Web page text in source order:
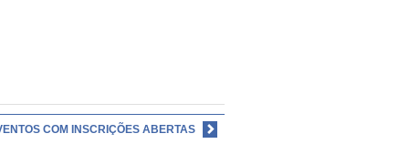
COM INSCRIÇÕES ABERTAS